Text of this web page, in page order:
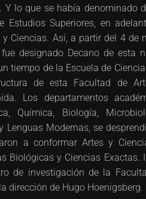
Y lo que se había denominado
Estudios Superiores, en
Ciencias. Así, a partir del 4 de
designado Decano de esta
tiempo de la Escuela de
de esta Facultad de
Los departamentos
Química, Biología,
Lenguas Modernas, se
a conformar Artes y
Biológicas y Ciencias Exactas.
de investigación de la
dirección de Hugo Hoenigsberg.